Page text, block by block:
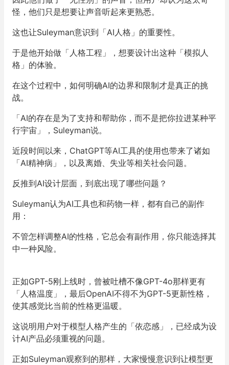
怪，他们只是想要让声音听起来更熟悉。
这也让Suleyman意识到「AI人格」的重要性。
于是他开始做「人格工程」，想要设计出这种「模拟人
格」的体验。
在这个过程中，如何明确AI的边界和限制才是真正的挑
战。
「AI的存在是为了支持和帮助你，而不是把你拉进某种平
行宇宙」，Suleyman说。
近段时间以来，ChatGPT等AI工具的使用也带来了诸如
「AI精神病」，以及离婚、失业等相关社会问题。
反推到AI设计层面，到底出现了哪些问题？
Suleyman认为AI工具也和药物一样，都有自己的副作
用：
不管怎样调整AI的性格，它总会有副作用，你只能选择其
中一种风险。
正如GPT-5刚上线时，曾被吐槽不像GPT-4o那样更有
「人格温度」，最后OpenAI不得不为GPT-5更新性格，
使其感觉比当前的性格更温暖。
这说明用户对于模型人格产生的「依恋感」，已经成为设
计AI产品必须重视的问题。
正如Suleyman观察到的那样，大家慢慢意识到让模型更